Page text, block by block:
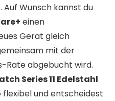
Wunsch kannst du
einen
Gerät gleich
mit der
Rate abgebucht wird.
Series 11 Edelstahl
flexibel und entscheidest